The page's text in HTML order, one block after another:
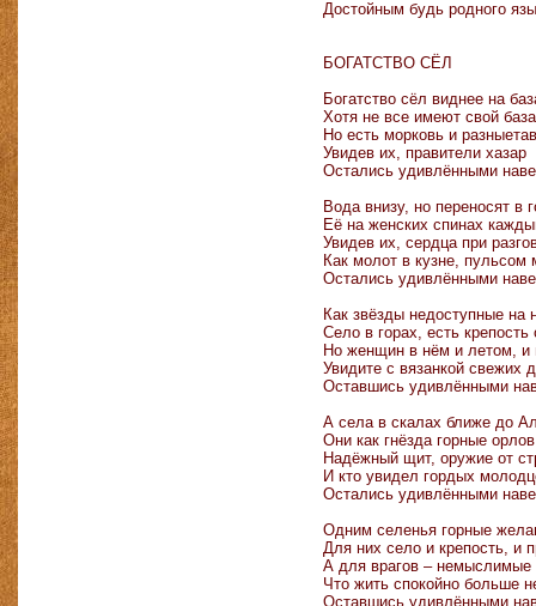
Достойным будь родного
БОГАТСТВО СЁЛ
Богатство сёл виднее на
Хотя не все имеют свой
Но есть морковь и
Увидев их, правители хазар
Остались удивлёнными
Вода внизу, но переносят в
Её на женских спинах
Увидев их, сердца при
Как молот в кузне, пульсом
Остались удивлёнными
Как звёзды недоступные на
Село в горах, есть крепость
Но женщин в нём и летом, и
Увидите с вязанкой свежих
Оставшись удивлёнными
А села в скалах ближе до
Они как гнёзда горные
Надёжный щит, оружие от
И кто увидел гордых
Остались удивлёнными
Одним селенья горные
Для них село и крепость, и
А для врагов – немыслимые
Что жить спокойно больше
Оставшись удивлёнными